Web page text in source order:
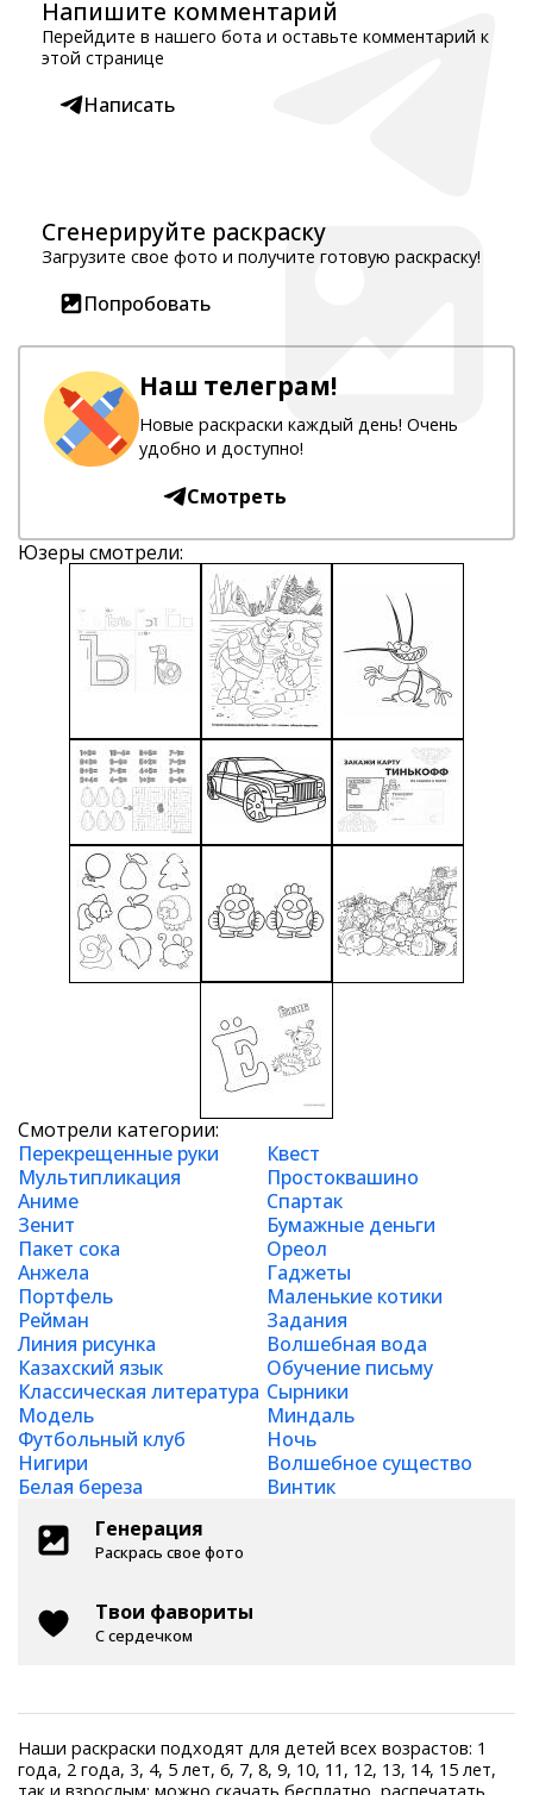
Напишите комментарий
Перейдите в нашего бота и оставьте комментарий к
этой странице
Написать
Сгенерируйте раскраску
Загрузите свое фото и получите готовую раскраску!
Попробовать
Наш телеграм!
Новые раскраски каждый день! Очень
удобно и доступно!
Смотреть
Юзеры смотрели:
Смотрели категории:
Перекрещенные руки
Квест
Мультипликация
Простоквашино
Аниме
Спартак
Зенит
Бумажные деньги
Пакет сока
Ореол
Анжела
Гаджеты
Портфель
Маленькие котики
Рейман
Задания
Линия рисунка
Волшебная вода
Казахский язык
Обучение письму
Классическая литература Сырники
Модель
Миндаль
Футбольный клуб
Ночь
Нигири
Волшебное существо
Белая береза
Винтик
Генерация
Раскрась свое фото
Твои фавориты
С сердечком
Наши раскраски подходят для детей всех возрастов: 1
года, 2 года, 3, 4, 5 лет, 6, 7, 8, 9, 10, 11, 12, 13, 14, 15 лет,